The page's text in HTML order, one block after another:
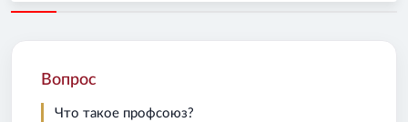
Вопрос
Что такое профсоюз?